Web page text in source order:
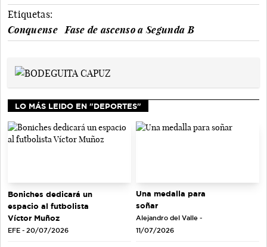
Etiquetas:
Conquense
Fase de ascenso a Segunda B
LO MÁS LEIDO EN "DEPORTES"
Boniches dedicará un
espacio al futbolista
Víctor Muñoz
EFE - 20/07/2026
Una medalla para
soñar
Alejandro del Valle -
11/07/2026